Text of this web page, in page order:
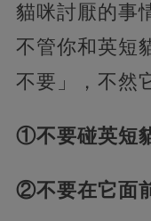
貓咪討厭的事
不管你和英短
不要」，不然
①不要碰英短
②不要在它面